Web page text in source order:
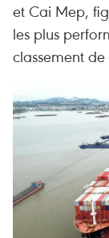
et Cai Mep,
les plus
classement